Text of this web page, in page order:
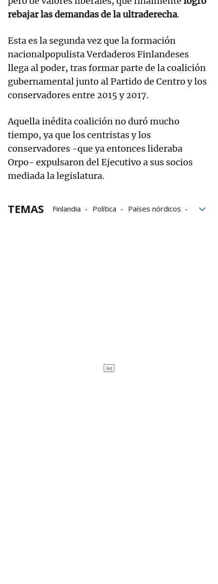
rebajar las demandas de la ultraderecha.
Esta es la segunda vez que la formación
nacionalpopulista Verdaderos Finlandeses
llega al poder, tras formar parte de la coalición
gubernamental junto al Partido de Centro y los
conservadores entre 2015 y 2017.
Aquella inédita coalición no duró mucho
tiempo, ya que los centristas y los
conservadores -que ya entonces lideraba
Orpo- expulsaron del Ejecutivo a sus socios
mediada la legislatura.
TEMAS Finlandia Política
Países nórdicos